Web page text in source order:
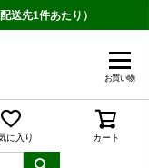
送先1件あたり）
お買い物
に入り カート